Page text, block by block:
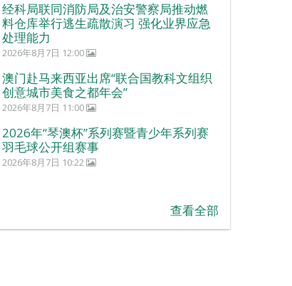
经科局联同消防局及治安警察局推动燃
料仓库举行逃生疏散演习 强化业界应急
处理能力
2026年8月7日 12:00
澳门赴马来西亚出席“联合国教科文组织
创意城市美食之都年会”
2026年8月7日 11:00
2026年“琴澳杯”系列赛暨青少年系列赛
羽毛球公开组赛事
2026年8月7日 10:22
查看全部